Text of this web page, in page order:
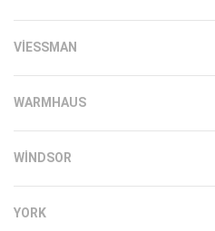
VIESSMAN
WARMHAUS
WINDSOR
YORK